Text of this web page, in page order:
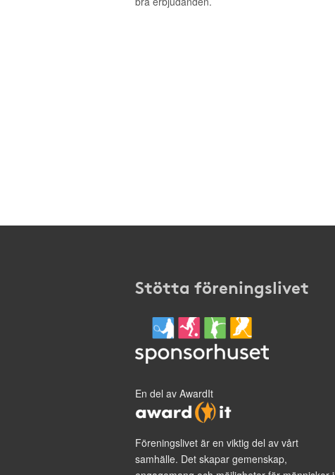
Stötta föreningslivet
En del av AwardIt
Föreningslivet är en viktig del av vårt
samhälle. Det skapar gemenskap,